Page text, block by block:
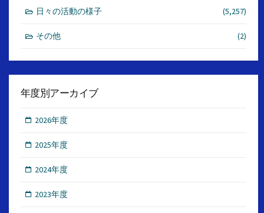
日々の活動の様子 (5,257)
その他 (2)
年度別アーカイブ
2026年度
2025年度
2024年度
2023年度